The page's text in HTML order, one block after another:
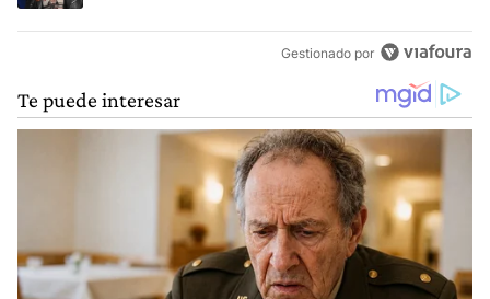
Gestionado por